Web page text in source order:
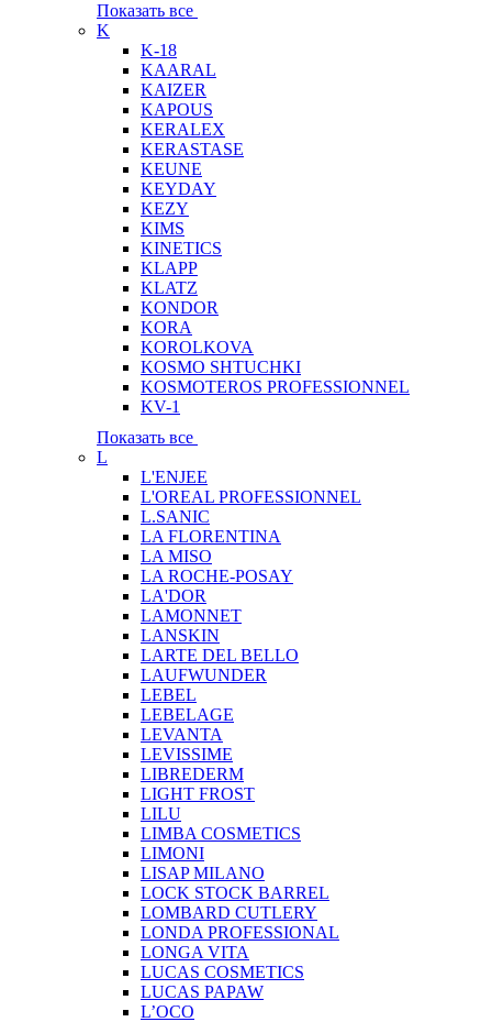
Показать все
K
K-18
KAARAL
KAIZER
KAPOUS
KERALEX
KERASTASE
KEUNE
KEYDAY
KEZY
KIMS
KINETICS
KLAPP
KLATZ
KONDOR
KORA
KOROLKOVA
KOSMO SHTUCHKI
KOSMOTEROS PROFESSIONNEL
KV-1
Показать все
L
L'ENJEE
L'OREAL PROFESSIONNEL
L.SANIC
LA FLORENTINA
LA MISO
LA ROCHE-POSAY
LA'DOR
LAMONNET
LANSKIN
LARTE DEL BELLO
LAUFWUNDER
LEBEL
LEBELAGE
LEVANTA
LEVISSIME
LIBREDERM
LIGHT FROST
LILU
LIMBA COSMETICS
LIMONI
LISAP MILANO
LOCK STOCK BARREL
LOMBARD CUTLERY
LONDA PROFESSIONAL
LONGA VITA
LUCAS COSMETICS
LUCAS PAPAW
L’OCO